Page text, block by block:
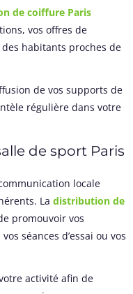
de coiffure Paris
vos offres de
habitants proches de
de vos supports de
régulière dans votre
de sport Paris
locale
La distribution de
promouvoir vos
séances d’essai ou vos
activité afin de